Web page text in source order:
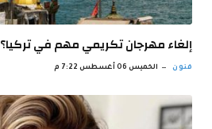
إلغاء مهرجان تكريمي مهم في تركيا؟
فنون الخميس 06 أغسطس 7:22 م